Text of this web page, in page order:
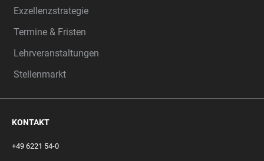
Exzellenzstrategie
Termine & Fristen
Lehrveranstaltungen
Stellenmarkt
KONTAKT
+49 6221 54-0